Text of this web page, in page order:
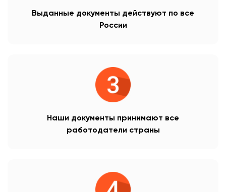
Выданные документы действуют по все
России
Наши документы принимают все
работодатели страны